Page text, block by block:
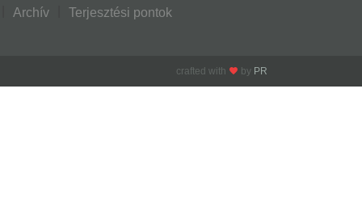
Archív Terjesztési pontok
crafted with by PR